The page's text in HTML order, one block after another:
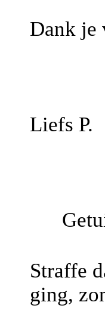
Dank je
Liefs P.
Straffe
ging,